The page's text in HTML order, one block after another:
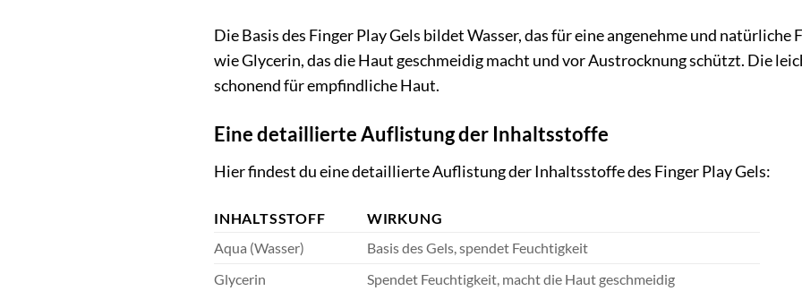
Die Basis des Finger Play Gels bildet Wasser, das für eine angenehme und
wie Glycerin, das die Haut geschmeidig macht und vor Austrocknung schützt. Die
schonend für empfindliche Haut.
Eine detaillierte Auflistung der Inhaltsstoffe
Hier findest du eine detaillierte Auflistung der Inhaltsstoffe des Finger Play Gels:
INHALTSSTOFF
WIRKUNG
Aqua (Wasser)
Basis des Gels, spendet Feuchtigkeit
Glycerin
Spendet Feuchtigkeit, macht die Haut geschmeidig